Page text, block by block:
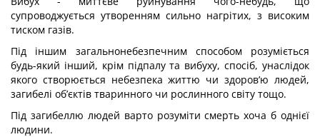
супроводжується утворенням сильно нагрітих, з високим
тиском газів.
Під іншим загальнонебезпечним способом розуміється
будь-який інший, крім підпалу та вибуху, спосіб, унаслідок
якого створюється небезпека життю чи здоров’ю людей,
загибелі об’єктів тваринного чи рослинного світу тощо.
Під загибеллю людей варто розуміти смерть хоча б однієї
людини.